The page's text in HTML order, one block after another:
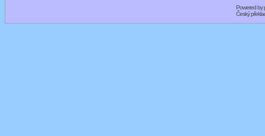
Powered by
Český